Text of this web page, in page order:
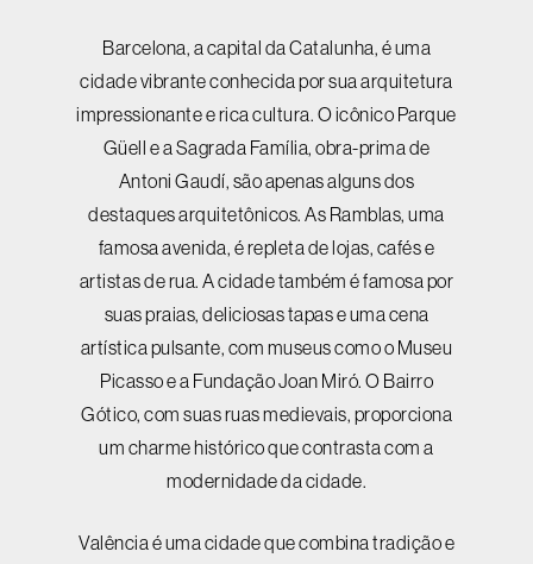
Barcelona, a capital da Catalunha, é uma
cidade vibrante conhecida por sua arquitetura
impressionante e rica cultura. O icônico Parque
Güell e a Sagrada Família, obra-prima de
Antoni Gaudí, são apenas alguns dos
destaques arquitetônicos. As Ramblas, uma
famosa avenida, é repleta de lojas, cafés e
artistas de rua. A cidade também é famosa por
suas praias, deliciosas tapas e uma cena
artística pulsante, com museus como o Museu
Picasso e a Fundação Joan Miró. O Bairro
Gótico, com suas ruas medievais, proporciona
um charme histórico que contrasta com a
modernidade da cidade.
Valência é uma cidade que combina tradição e